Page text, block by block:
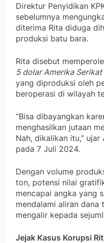
Direktur Penyidikan
sebelumnya
diterima Rita diduga
produksi batu bara.
Rita disebut
5 dolar Amerika
yang diproduksi oleh
beroperasi di wilayah
“Bisa dibayangkan
menghasilkan jutaan
Nah, dikalikan itu,”
pada 7 Juli 2024.
Dengan volume
ton, potensi nilai
mencapai angka yang
mendalami aliran dana
mengalir kepada
Jejak Kasus Korupsi